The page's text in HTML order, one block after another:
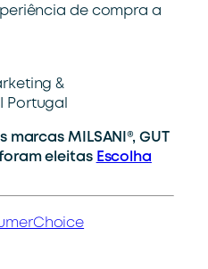
de compra a
&
Portugal
marcas MILSANI®, GUT
foram eleitas Escolha